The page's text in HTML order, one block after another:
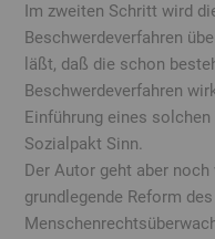
Im zweiten Schritt wird
Beschwerdeverfahren
läßt, daß die schon
Beschwerdeverfahren
Einführung eines
Sozialpakt Sinn.
Der Autor geht aber
grundlegende Reform